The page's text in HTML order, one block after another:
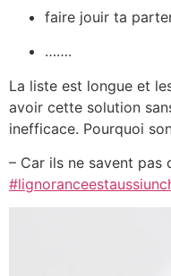
faire jouir ta
…….
La liste est longue et
avoir cette solution
inefficace. Pourquoi
– Car ils ne savent pas